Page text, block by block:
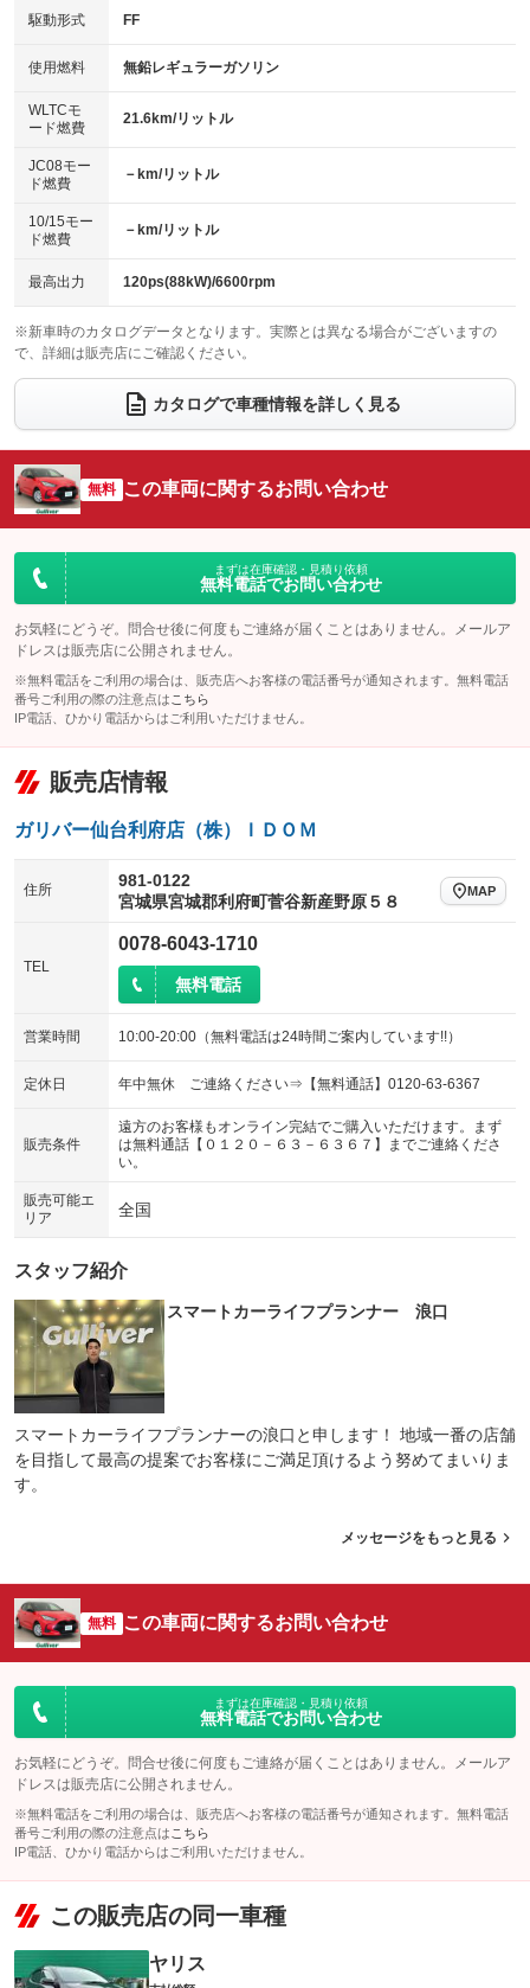
USB入力端子
：装備あり
100V電源
：装備なし
センターデフロック
：装備なし
電動格納ミラー
：装備あり
HID(キセノンライト)
：装備なし
バックカメラ
：装備あり
エアロ
：装備なし
：装備なし
パワーシート
ベンチシート
：装備なし
チップアップシート
：装備なし
：装備なし ：装備あり
ウォークスルー
：装備なし
電動リアゲート フロントカメラ
：装備あり
：装備なし ：装備あり
サイドカメラ
：装備あり ルーフレール
：装備なし
：装備なし
：装備なし
駆動形式 FF
使用燃料 無鉛レギュラーガソリン
WLTCモ
ード燃費
21.6km/リットル
JC08モー
ド燃費
－km/リットル
10/15モー
ド燃費
－km/リットル
最高出力 120ps(88kW)/6600rpm
※新車時のカタログデータとなります。実際とは異なる場合がございますの
で、詳細は販売店にご確認ください。
カタログで車種情報を詳しく見る
無料 この車両に関するお問い合わせ
まずは在庫確認・見積り依頼
無料電話でお問い合わせ
お気軽にどうぞ。問合せ後に何度もご連絡が届くことはありません。メールア
ドレスは販売店に公開されません。
※無料電話をご利用の場合は、販売店へお客様の電話番号が通知されます。無料電話
番号ご利用の際の注意点は こちら
IP電話、ひかり電話からはご利用いただけません。
販売店情報
ガリバー仙台利府店（株）ＩＤＯＭ
住所
981-0122
宮城県宮城郡利府町菅谷新産野原５８
MAP
TEL
0078-6043-1710
無料電話
営業時間 10:00-20:00（無料電話は24時間ご案内しています!!）
定休日 年中無休 ご連絡ください⇒【無料通話】0120-63-6367
販売条件
遠方のお客様もオンライン完結でご購入いただけます。まず
は無料通話【０１２０－６３－６３６７】までご連絡くださ
い。
販売可能エ
リア
全国
スタッフ紹介
スマートカーライフプランナー 浪口
スマートカーライフプランナーの浪口と申します！ 地域一番の店舗
を目指して最高の提案でお客様にご満足頂けるよう努めてまいりま
す。
メッセージをもっと見る
無料 この車両に関するお問い合わせ
まずは在庫確認・見積り依頼
無料電話でお問い合わせ
お気軽にどうぞ。問合せ後に何度もご連絡が届くことはありません。メールア
ドレスは販売店に公開されません。
※無料電話をご利用の場合は、販売店へお客様の電話番号が通知されます。無料電話
番号ご利用の際の注意点は こちら
IP電話、ひかり電話からはご利用いただけません。
この販売店の同一車種
ヤリス